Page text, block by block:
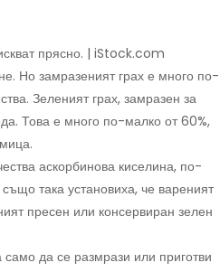
прясно. | iStock.com
Но замразеният грах е много по-
Зеленият грах, замразен за
Това е много по-малко от 60%,
аскорбинова киселина, по-
така установиха, че вареният
пресен или консервиран зелен
да се размрази или приготви